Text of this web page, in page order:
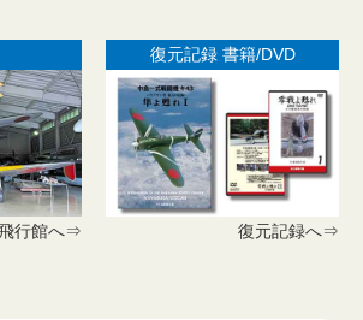
行館へ⇒
復元記録 書籍/DVD
復元記録へ⇒